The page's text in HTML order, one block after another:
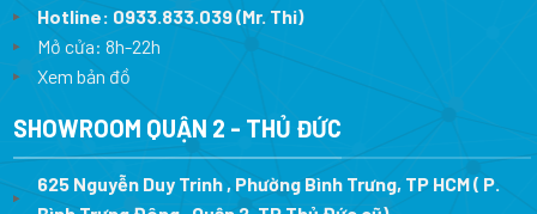
Hotline: 0933.833.039(Mr. Thi)
Mở cửa: 8h-22h
Xem bản đồ
SHOWROOM QUẬN 2 - THỦ ĐỨC
625 Nguyễn Duy Trinh , Phường Bình Trưng, TP HCM ( P.